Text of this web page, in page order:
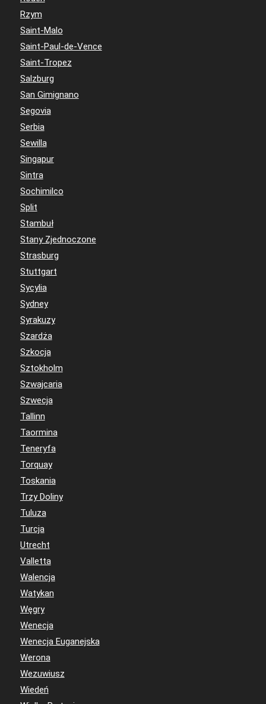
Rzym
Saint-Malo
Saint-Paul-de-Vence
Saint-Tropez
Salzburg
San Gimignano
Segovia
Serbia
Sewilla
Singapur
Sintra
Sochimilco
Split
Stambuł
Stany Zjednoczone
Strasburg
Stuttgart
Sycylia
Sydney
Syrakuzy
Szardża
Szkocja
Sztokholm
Szwajcaria
Szwecja
Tallinn
Taormina
Teneryfa
Torquay
Toskania
Trzy Doliny
Tuluza
Turcja
Utrecht
Valletta
Walencja
Watykan
Węgry
Wenecja
Wenecja Euganejska
Werona
Wezuwiusz
Wiedeń